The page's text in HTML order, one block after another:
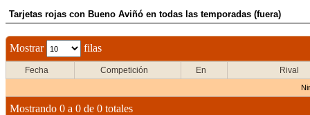
Tarjetas rojas con Bueno Aviñó en todas las temporadas (fuera)
Mostrar filas
Fecha Competición En Rival
Mostrando 0 a 0 de 0 totales